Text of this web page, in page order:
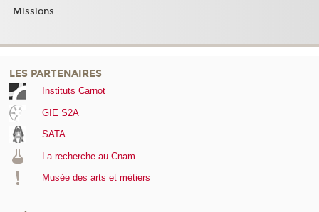
Missions
LES PARTENAIRES
Instituts Carnot
GIE S2A
SATA
La recherche au Cnam
Musée des arts et métiers